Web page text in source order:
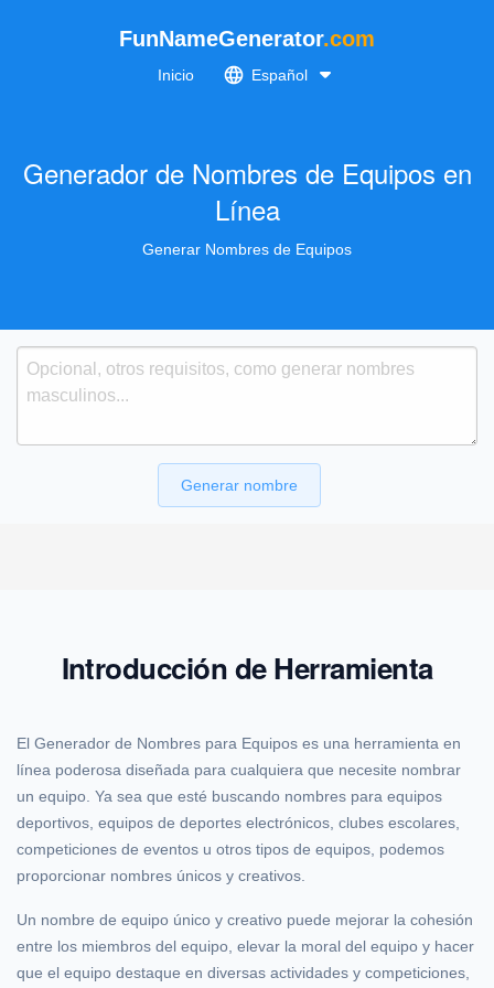
FunNameGenerator.com
Inicio Español
Generador de Nombres de Equipos en
Línea
Generar Nombres de Equipos
Generar nombre
Introducción de Herramienta
El Generador de Nombres para Equipos es una herramienta en
línea poderosa diseñada para cualquiera que necesite nombrar
un equipo. Ya sea que esté buscando nombres para equipos
deportivos, equipos de deportes electrónicos, clubes escolares,
competiciones de eventos u otros tipos de equipos, podemos
proporcionar nombres únicos y creativos.
Un nombre de equipo único y creativo puede mejorar la cohesión
entre los miembros del equipo, elevar la moral del equipo y hacer
que el equipo destaque en diversas actividades y competiciones,